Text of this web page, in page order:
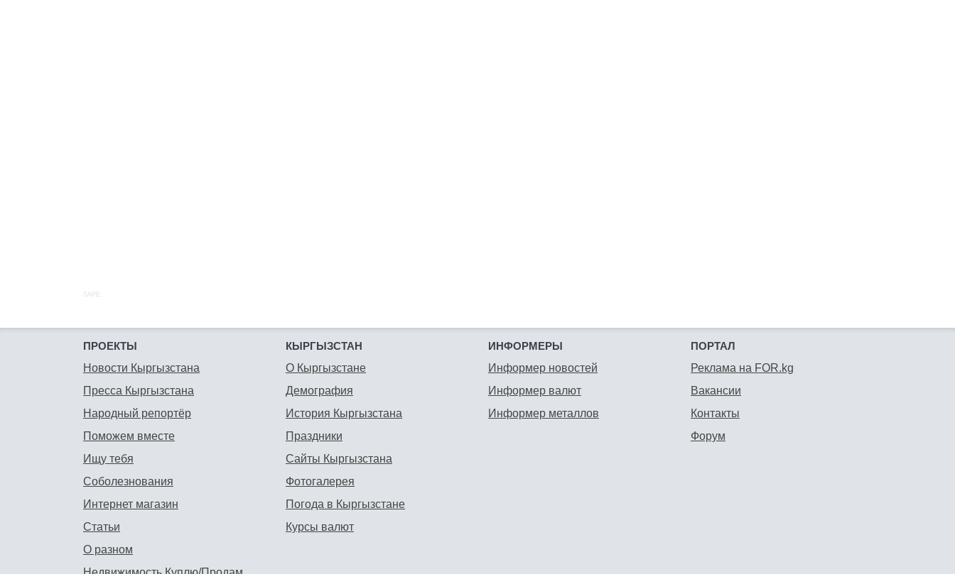
SAPE:
ПРОЕКТЫ
Новости Кыргызстана
Пресса Кыргызстана
Народный репортёр
Поможем вместе
Ищу тебя
Соболезнования
Интернет магазин
Статьи
О разном
КЫРГЫЗСТАН
О Кыргызстане
Демография
История Кыргызстана
Праздники
Сайты Кыргызстана
Фотогалерея
Погода в Кыргызстане
Курсы валют
ИНФОРМЕРЫ
Информер новостей
Информер валют
Информер металлов
ПОРТАЛ
Реклама на FOR.kg
Вакансии
Контакты
Форум